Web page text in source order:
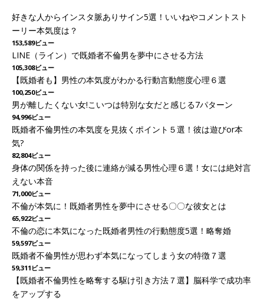
好きな人からインスタ脈ありサイン5選！いいねやコメントスト
ーリー本気度は？
153,589ビュー
LINE（ライン）で既婚者不倫男を夢中にさせる方法
105,308ビュー
【既婚者も】男性の本気度がわかる行動言動態度心理６選
100,250ビュー
男が離したくない女!こいつは特別な女だと感じる7パターン
94,996ビュー
既婚者不倫男性の本気度を見抜くポイント５選！彼は遊びor本
気?
82,804ビュー
身体の関係を持った後に連絡が減る男性心理６選！女には絶対言
えない本音
71,000ビュー
不倫が本気に！既婚者男性を夢中にさせる〇〇な彼女とは
65,922ビュー
不倫の恋に本気になった既婚者男性の行動態度5選！略奪婚
59,597ビュー
既婚者不倫男性が思わず本気になってしまう女の特徴７選
59,311ビュー
【既婚者不倫男性を略奪する駆け引き方法７選】脳科学で成功率
をアップする